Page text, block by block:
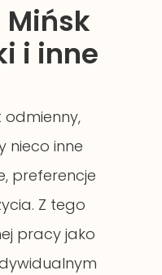
i inne
odmienny,
nieco inne
preferencje
Z tego
pracy jako